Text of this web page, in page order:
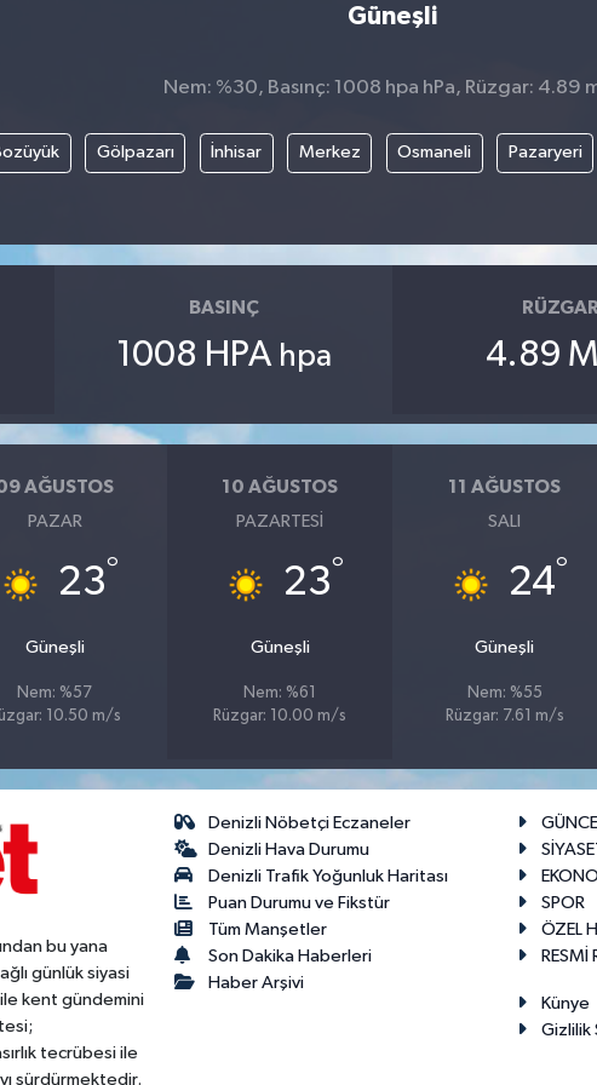
Güneşli
Nem: %30, Basınç: 1008 hpa hPa, Rüzgar: 4.89
Gölpazarı İnhisar Merkez Osmaneli Pazaryeri
BASINÇ
1008 HPA hpa
RÜZGAR
4.89
AĞUSTOS
PAZAR
23°
Güneşli
Nem: %57
10.50 m/s
10 AĞUSTOS
PAZARTESI
23°
Güneşli
Nem: %61
Rüzgar: 10.00 m/s
11 AĞUSTOS
SALI
24°
Güneşli
Nem: %55
Rüzgar: 7.61 m/s
bu yana
günlük siyasi
kent gündemini
tecrübesi ile
sürdürmektedir.
Denizli Nöbetçi Eczaneler
Denizli Hava Durumu
Denizli Trafik Yoğunluk Haritası
Puan Durumu ve Fikstür
Tüm Manşetler
Son Dakika Haberleri
Haber Arşivi
SPOR
ÖZEL
RESMİ
Künye
Gizlilik